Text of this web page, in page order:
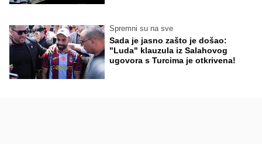
Spremni su na sve
Sada je jasno zašto je došao:
"Luda" klauzula iz Salahovog
ugovora s Turcima je otkrivena!